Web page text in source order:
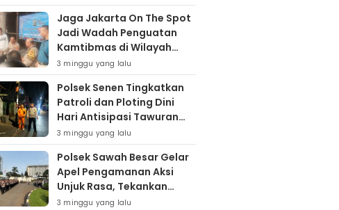
Jaga Jakarta On The Spot
Jadi Wadah Penguatan
Kamtibmas di Wilayah
Kampung Bali
3 minggu yang lalu
Polsek Senen Tingkatkan
Patroli dan Ploting Dini
Hari Antisipasi Tawuran
serta Gangguan
Kamtibmas
3 minggu yang lalu
Polsek Sawah Besar Gelar
Apel Pengamanan Aksi
Unjuk Rasa, Tekankan
Pelayanan Humanis dan
3 minggu yang lalu